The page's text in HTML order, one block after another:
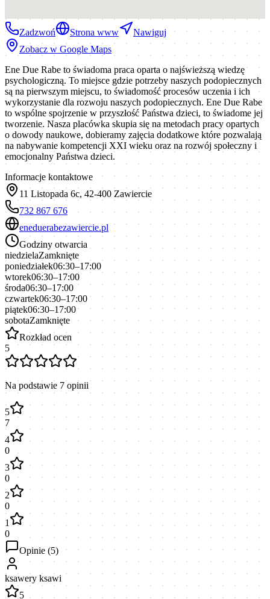
Zadzwoń Strona www
Nawiguj
Zobacz w Google Maps
Ene Due Rabe to świadoma praca oparta o najświeższą wiedzę
psychologiczną. To miejsce gdzie potrzeby naszych podopiecznych
są na pierwszym miejscu, to świadomość procesów uczenia i ich
wykorzystanie dla rozwoju naszych podopiecznych. Ene Due Rabe
to wspólne spojrzenie w przyszłość Państwa dzieci, to świadome jej
tworzenie. Nasza placówka skupia się na metodach pracy opartych
o dowody naukowe, dobieramy zajęcia dodatkowe które pozwalają
na nabywanie kompetencji XXI wieku oraz na rozwój społeczny i
emocjonalny Państwa dzieci.
Informacje kontaktowe
11 Listopada 6c, 42-400 Zawiercie
732 867 676
eneduerabezawiercie.pl
Godziny otwarcia
niedzielaZamknięte
poniedziałek06:30–17:00
wtorek06:30–17:00
środa06:30–17:00
czwartek06:30–17:00
piątek06:30–17:00
sobotaZamknięte
Rozkład ocen
5
Na podstawie 7 opinii
5
7
4
0
3
0
2
0
1
0
Opinie (5)
ksawery ksawi
5